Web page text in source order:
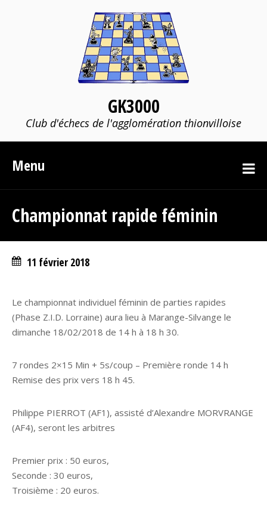
GK3000
Club d'échecs de l'agglomération thionvilloise
Menu
Championnat rapide féminin
11 février 2018
Le championnat individuel féminin de parties rapides
(Phase Z.I.D. Lorraine) aura lieu à Marange-Silvange le
dimanche 18/02/2018 de 14 h à 18 h 30.
7 rondes 2×15 Min + 5s/coup – Première ronde 14 h
Remise des prix vers 18 h 45.
Philippe PIERROT (AF1), assisté d’Alexandre MORVRANGE
(AF4), seront les arbitres
Premier prix : 50 euros,
Seconde : 30 euros,
Troisième : 20 euros.